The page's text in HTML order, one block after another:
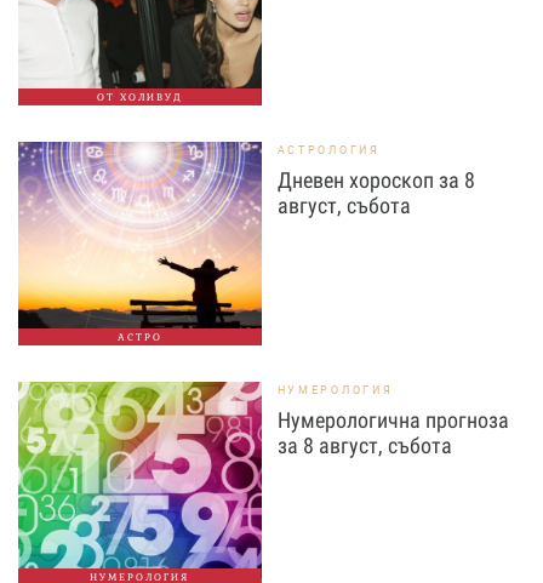
ОТ ХОЛИВУД
АСТРО
АСТРОЛОГИЯ
Дневен хороскоп за 8
август, събота
НУМЕРОЛОГИЯ
НУМЕРОЛОГИЯ
Нумерологична прогноза
за 8 август, събота